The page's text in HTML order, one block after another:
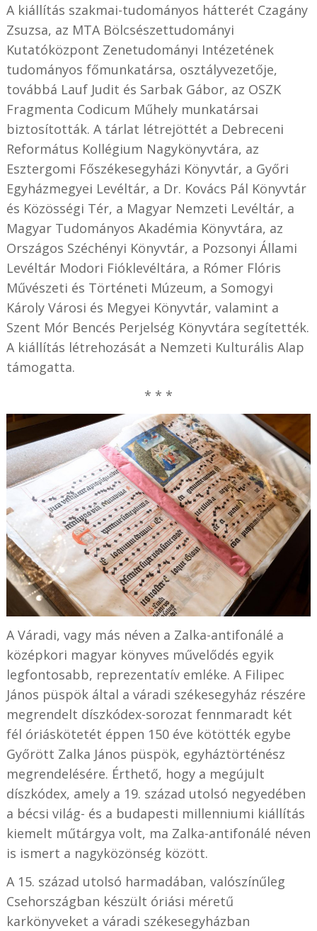
A kiállítás szakmai-tudományos hátterét Czagány
Zsuzsa, az MTA Bölcsészettudományi
Kutatóközpont Zenetudományi Intézetének
tudományos főmunkatársa, osztályvezetője,
továbbá Lauf Judit és Sarbak Gábor, az OSZK
Fragmenta Codicum Műhely munkatársai
biztosították. A tárlat létrejöttét a Debreceni
Református Kollégium Nagykönyvtára, az
Esztergomi Főszékesegyházi Könyvtár, a Győri
Egyházmegyei Levéltár, a Dr. Kovács Pál Könyvtár
és Közösségi Tér, a Magyar Nemzeti Levéltár, a
Magyar Tudományos Akadémia Könyvtára, az
Országos Széchényi Könyvtár, a Pozsonyi Állami
Levéltár Modori Fióklevéltára, a Rómer Flóris
Művészeti és Történeti Múzeum, a Somogyi
Károly Városi és Megyei Könyvtár, valamint a
Szent Mór Bencés Perjelség Könyvtára segítették.
A kiállítás létrehozását a Nemzeti Kulturális Alap
támogatta.
* * *
A Váradi, vagy más néven a Zalka-antifonálé a
középkori magyar könyves művelődés egyik
legfontosabb, reprezentatív emléke. A Filipec
János püspök által a váradi székesegyház részére
megrendelt díszkódex-sorozat fennmaradt két
fél óriáskötetét éppen 150 éve kötötték egybe
Győrött Zalka János püspök, egyháztörténész
megrendelésére. Érthető, hogy a megújult
díszkódex, amely a 19. század utolsó negyedében
a bécsi világ- és a budapesti millenniumi kiállítás
kiemelt műtárgya volt, ma Zalka-antifonálé néven
is ismert a nagyközönség között.
A 15. század utolsó harmadában, valószínűleg
Csehországban készült óriási méretű
karkönyveket a váradi székesegyházban